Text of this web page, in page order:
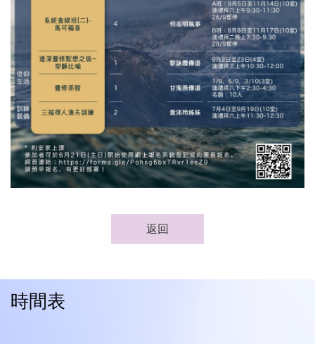
返回
時間表